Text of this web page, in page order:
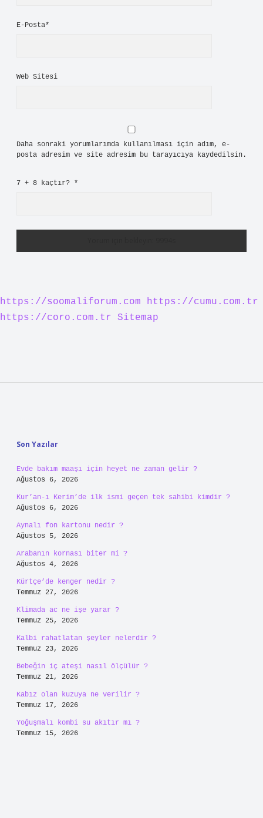
E-Posta*
Web Sitesi
Daha sonraki yorumlarımda kullanılması için adım, e-
posta adresim ve site adresim bu tarayıcıya kaydedilsin.
7 + 8 kaçtır? *
https://soomaliforum.com
https://cumu.com.tr
https://coro.com.tr
Sitemap
Son Yazılar
Evde bakım maaşı için heyet ne zaman gelir ?
Ağustos 6, 2026
Kur’an-ı Kerim’de ilk ismi geçen tek sahibi kimdir ?
Ağustos 6, 2026
Aynalı fon kartonu nedir ?
Ağustos 5, 2026
Arabanın kornası biter mi ?
Ağustos 4, 2026
Kürtçe’de kenger nedir ?
Temmuz 27, 2026
Klimada ac ne işe yarar ?
Temmuz 25, 2026
Kalbi rahatlatan şeyler nelerdir ?
Temmuz 23, 2026
Bebeğin iç ateşi nasıl ölçülür ?
Temmuz 21, 2026
Kabız olan kuzuya ne verilir ?
Temmuz 17, 2026
Yoğuşmalı kombi su akıtır mı ?
Temmuz 15, 2026